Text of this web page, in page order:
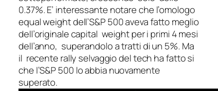
0.37%. E’ interessante notare che l’omologo
equal weight dell’S&P 500 aveva fatto meglio
dell’originale capital weight per i primi 4 mesi
dell’anno, superandolo a tratti di un 5%. Ma
il recente rally selvaggio del tech ha fatto si
che l’S&P 500 lo abbia nuovamente
superato.